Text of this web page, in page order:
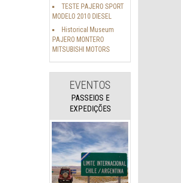
TESTE PAJERO SPORT
MODELO 2010 DIESEL
Historical Museum
PAJERO MONTERO
MITSUBISHI MOTORS
EVENTOS
PASSEIOS E
EXPEDIÇÕES